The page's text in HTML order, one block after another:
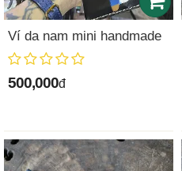
Ví da nam mini handmade
500,000đ